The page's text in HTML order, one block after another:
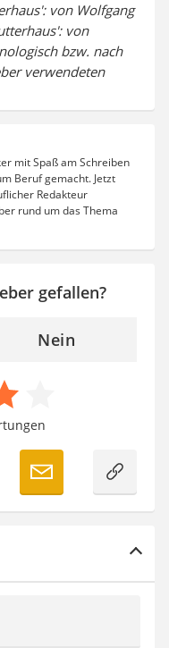
von Wolfgang
von
bzw. nach
verwendeten
mit Spaß am Schreiben
Beruf gemacht. Jetzt
Redakteur
rund um das Thema
gefallen?
Nein